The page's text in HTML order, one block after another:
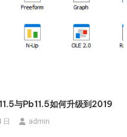
与pb11.5如何升级到2019
日 admin